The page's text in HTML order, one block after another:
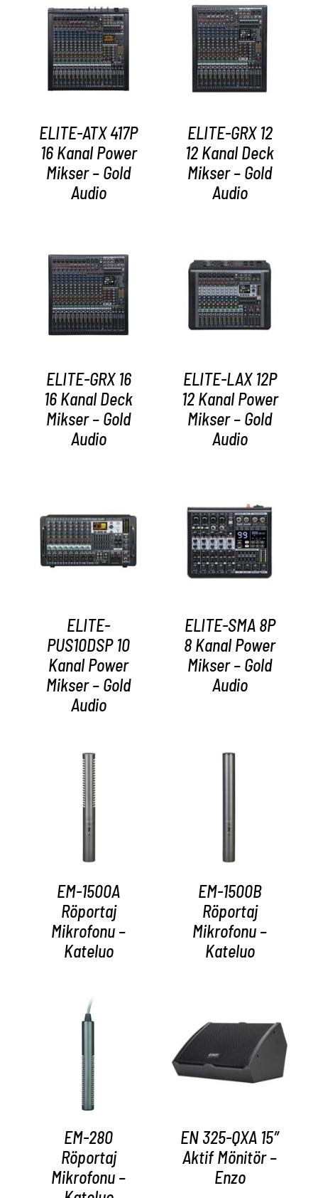
AYRINTILAR
ELITE-ATX 417P
16 Kanal Power
Mikser – Gold
Audio
AYRINTILAR
ELITE-GRX 12
12 Kanal Deck
Mikser – Gold
Audio
AYRINTILAR
ELITE-GRX 16
16 Kanal Deck
Mikser – Gold
Audio
AYRINTILAR
ELITE-LAX 12P
12 Kanal Power
Mikser – Gold
Audio
AYRINTILAR
ELITE-
PUS10DSP 10
Kanal Power
Mikser – Gold
Audio
AYRINTILAR
ELITE-SMA 8P
8 Kanal Power
Mikser – Gold
Audio
AYRINTILAR
EM-1500A
Röportaj
Mikrofonu –
Kateluo
EM-1500B
Röportaj
Mikrofonu –
Kateluo
AYRINTILAR
EM-280
Röportaj
Mikrofonu –
AYRINTILAR
EN 325-QXA 15″
Aktif Mönitör –
Enzo